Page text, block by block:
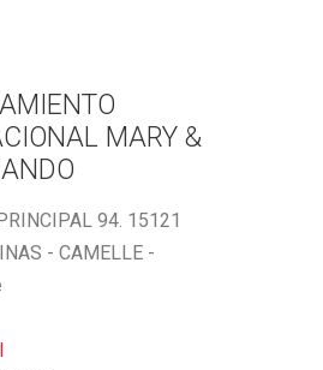
MARY &
94. 15121
- CAMELLE -